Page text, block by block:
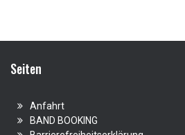
Seiten
Anfahrt
BAND BOOKING